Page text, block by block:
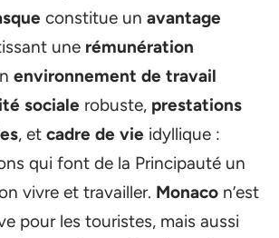
constitue un avantage
une rémunération
environnement de travail
sociale robuste, prestations
, et cadre de vie idyllique :
qui font de la Principauté un
vivre et travailler. Monaco n’est
pour les touristes, mais aussi